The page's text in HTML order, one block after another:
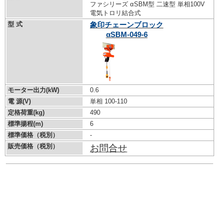
ファシリーズ αSBM型 二速型 単相100V
電気トロリ結合式
型 式
象印チェーンブロック
αSBM-049-6
モーター出力(kW)
0.6
電 源(V)
単相 100-110
定格荷重(kg)
490
標準揚程(m)
6
標準価格（税別）
-
販売価格（税別）
お問合せ